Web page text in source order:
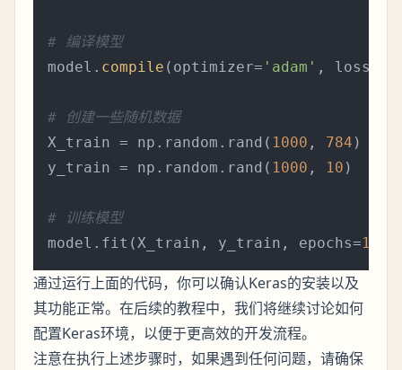
# 编译模型
model. compile (optimizer= 'adam' , loss=
# 创建一些随机数据
X_train = np.random.rand( 1000 , 784 )
y_train = np.random.rand( 1000 , 10 )
# 训练模型
model.fit(X_train, y_train, epochs=10
通过运行上面的代码，你可以确认Keras的安装以及
其功能正常。在后续的教程中，我们将继续讨论如何
配置Keras环境，以便于更高效的开发流程。
注意在执行上述步骤时，如果遇到任何问题，请确保